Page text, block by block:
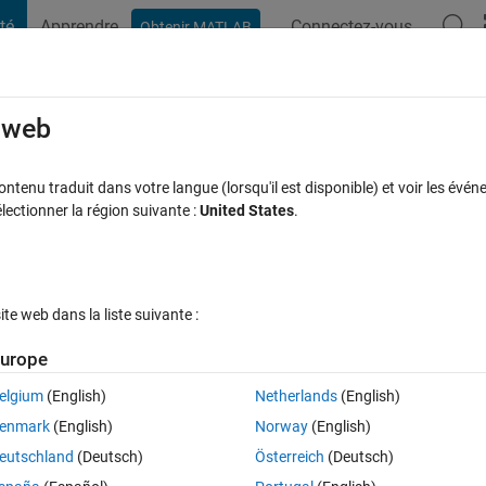
Apprendre Obtenir MATLAB Connectez-vous
ginput in GUI?
Afficher commentaires
writen in GUIDE to select a sub-space of a scatter plot?
traduit dans votre langue (lorsqu'il est disponible) et voir les
la région suivante :United States.
web dans la liste suivante :
(English)
(English)
(Deutsch)
Netherlands(English)
Norway(English)
Österreich (Deutsch)